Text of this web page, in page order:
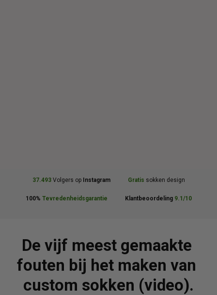
37.493 Volgers op Instagram Gratis sokken design
100% Tevredenheidsgarantie Klantbeoordeling 9.1/10
De vijf meest gemaakte
fouten bij het maken van
custom sokken (video).